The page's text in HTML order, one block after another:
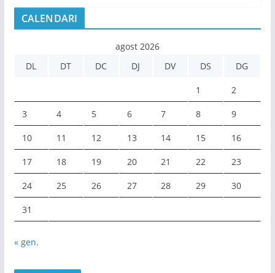
CALENDARI
agost 2026
DL
DT DC DJ DV DS DG
1 2
3 4 5 6 7 8 9
10 11 12 13 14 15 16
17 18 19 20 21 22 23
24 25 26 27 28 29 30
31
« gen.